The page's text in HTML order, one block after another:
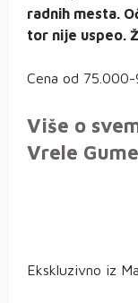
radnih mesta.
tor nije uspeo.
Cena od 75.000-
Više o
Vrele
Ekskluzivno iz